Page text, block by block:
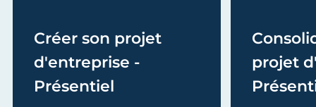
Créer son projet
d'entreprise -
Présentiel
projet